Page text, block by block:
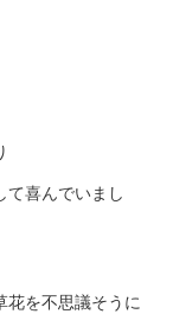
て喜んでいまし
花を不思議そうに